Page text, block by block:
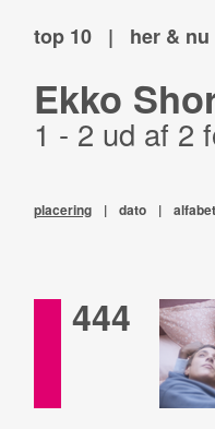
top 10 | her & nu
Ekko
1 - 2 ud af 2
placering | dato |
444